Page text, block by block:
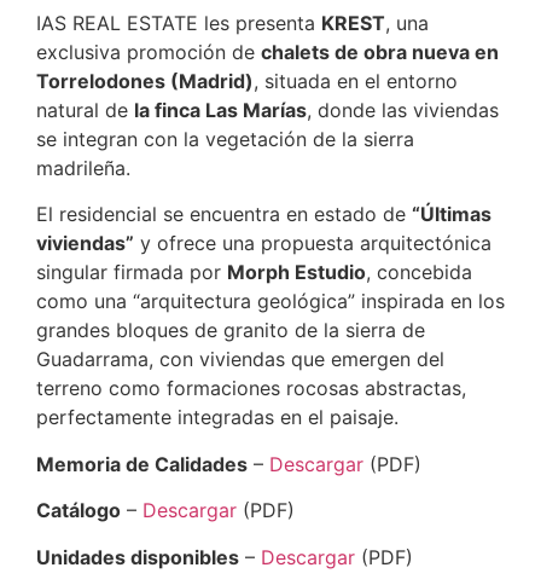
IAS REAL ESTATE les presenta KREST, una
exclusiva promoción de chalets de obra nueva en
Torrelodones (Madrid), situada en el entorno
natural de la finca Las Marías, donde las viviendas
se integran con la vegetación de la sierra
madrileña.
El residencial se encuentra en estado de “Últimas
viviendas” y ofrece una propuesta arquitectónica
singular firmada por Morph Estudio, concebida
como una “arquitectura geológica” inspirada en los
grandes bloques de granito de la sierra de
Guadarrama, con viviendas que emergen del
terreno como formaciones rocosas abstractas,
perfectamente integradas en el paisaje.
Memoria de Calidades – Descargar (PDF)
Catálogo – Descargar (PDF)
Unidades disponibles – Descargar (PDF)